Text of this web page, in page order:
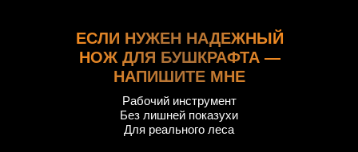
Рабочий инструмент
Без лишней показухи
Для реального леса
ЕСЛИ НУЖЕН НАДЕЖНЫЙ
НОЖ ДЛЯ БУШКРАФТА —
НАПИШИТЕ МНЕ